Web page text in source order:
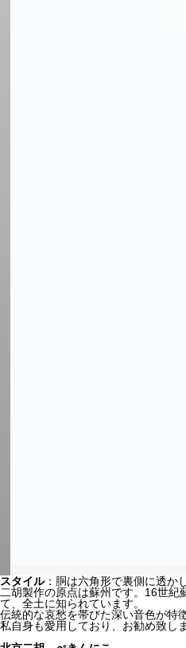
スタイル：胴は六角形で裏側に透か
二胡製作の原点は蘇州です。16世
て、全土に知られています。
伝統的な哀愁を帯びた深い音色が特
私自身も愛用しており、お勧め致しま